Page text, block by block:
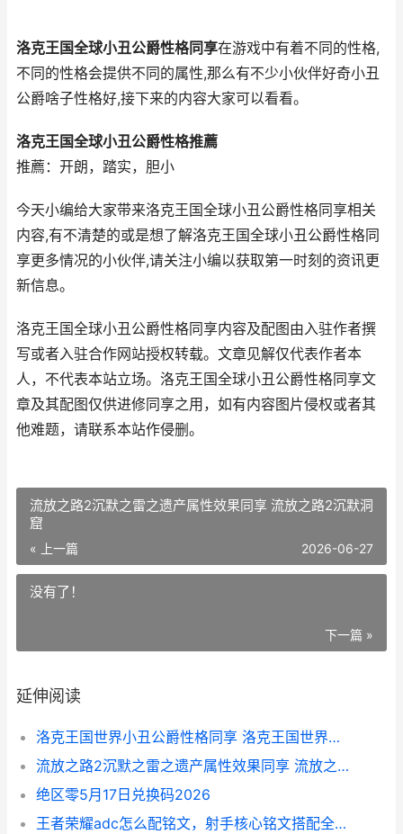
洛克王国全球小丑公爵性格同享在游戏中有着不同的性格,
不同的性格会提供不同的属性,那么有不少小伙伴好奇小丑
公爵啥子性格好,接下来的内容大家可以看看。
洛克王国全球小丑公爵性格推薦
推薦：开朗，踏实，胆小
今天小编给大家带来洛克王国全球小丑公爵性格同享相关
内容,有不清楚的或是想了解洛克王国全球小丑公爵性格同
享更多情况的小伙伴,请关注小编以获取第一时刻的资讯更
新信息。
洛克王国全球小丑公爵性格同享内容及配图由入驻作者撰
写或者入驻合作网站授权转载。文章见解仅代表作者本
人，不代表本站立场。洛克王国全球小丑公爵性格同享文
章及其配图仅供进修同享之用，如有内容图片侵权或者其
他难题，请联系本站作侵删。
流放之路2沉默之雷之遗产属性效果同享 流放之路2沉默洞
窟
« 上一篇 2026-06-27
没有了！
下一篇 »
延伸阅读
洛克王国世界小丑公爵性格同享 洛克王国世界小丑豆豆怎么进化
流放之路2沉默之雷之遗产属性效果同享 流放之路2沉默洞窟
绝区零5月17日兑换码2026
王者荣耀adc怎么配铭文，射手核心铭文搭配全解析副标题